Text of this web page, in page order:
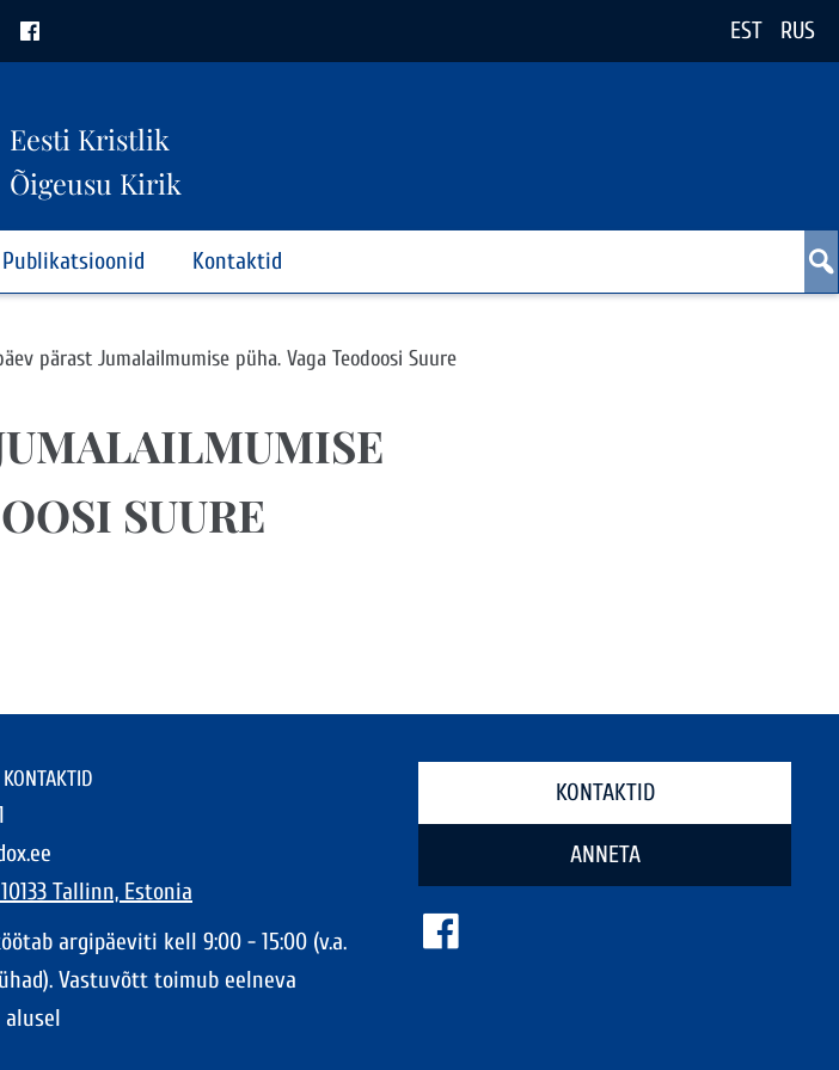
EST RUS
Eesti Kristlik
Õigeusu Kirik
Publikatsioonid Kontaktid
pärast Jumalailmumise püha. Vaga Teodoosi Suure
SUURE
Tallinn, Estonia
argipäeviti kell 9:00 - 15:00 (v.a.
Vastuvõtt toimub eelneva
KONTAKTID
ANNETA